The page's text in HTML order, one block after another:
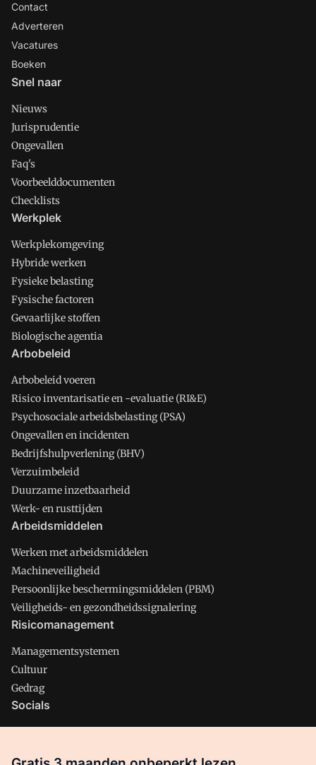
Contact
Adverteren
Vacatures
Boeken
Snel naar
Nieuws
Jurisprudentie
Ongevallen
Faq's
Voorbeelddocumenten
Checklists
Werkplek
Werkplekomgeving
Hybride werken
Fysieke belasting
Fysische factoren
Gevaarlijke stoffen
Biologische agentia
Arbobeleid
Arbobeleid voeren
Risico inventarisatie en -evaluatie (RI&E)
Psychosociale arbeidsbelasting (PSA)
Ongevallen en incidenten
Bedrijfshulpverlening (BHV)
Verzuimbeleid
Duurzame inzetbaarheid
Werk- en rusttijden
Arbeidsmiddelen
Werken met arbeidsmiddelen
Machineveiligheid
Persoonlijke beschermingsmiddelen (PBM)
Veiligheids- en gezondheidssignalering
Risicomanagement
Managementsystemen
Cultuur
Gedrag
Socials